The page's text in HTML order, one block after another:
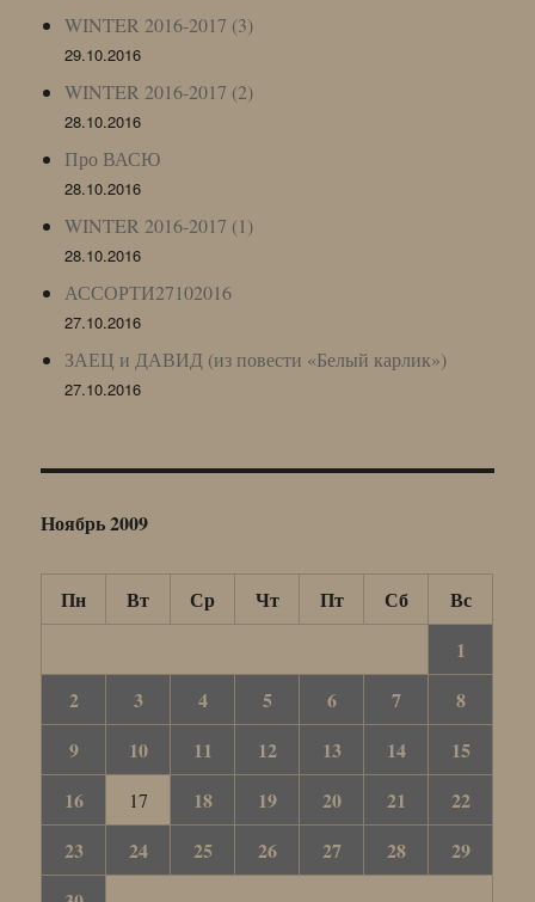
WINTER 2016-2017 (3)
29.10.2016
WINTER 2016-2017 (2)
28.10.2016
Про ВАСЮ
28.10.2016
WINTER 2016-2017 (1)
28.10.2016
АССОРТИ27102016
27.10.2016
ЗАЕЦ и ДАВИД (из повести «Белый карлик»)
27.10.2016
Ноябрь 2009
Пн Вт Ср Чт Пт Сб
Вс
1
2
3 4 5 6 7
8
9
10 11 12 13 14
15
16
17 18 19 20 21
22
23
24 25 26 27 28
29